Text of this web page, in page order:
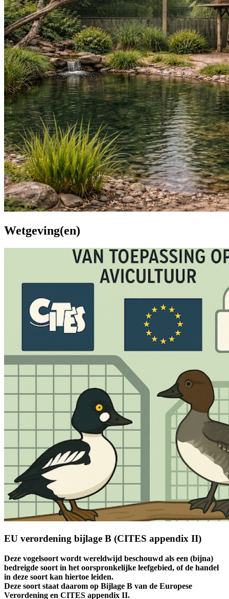
Wetgeving(en)
EU verordening bijlage B (CITES appendix II)
Deze vogelsoort wordt wereldwijd beschouwd als een (bijna)
bedreigde soort in het oorspronkelijke leefgebied, of de handel
in deze soort kan hiertoe leiden.
Deze soort staat daarom op Bijlage B van de Europese
Verordening en CITES appendix II.